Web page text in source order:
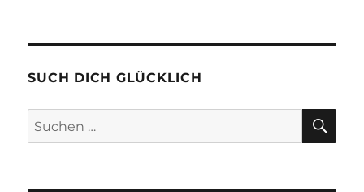
SUCH DICH GLÜCKLICH
Suchen
nach: